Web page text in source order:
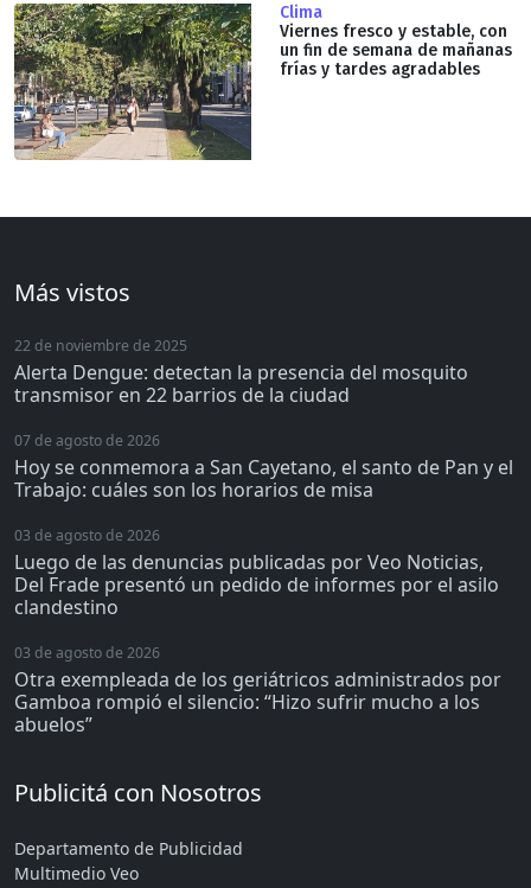
Clima
Viernes fresco y estable, con
un fin de semana de mañanas
frías y tardes agradables
Más vistos
22 de noviembre de 2025
Alerta Dengue: detectan la presencia del mosquito
transmisor en 22 barrios de la ciudad
07 de agosto de 2026
Hoy se conmemora a San Cayetano, el santo de Pan y el
Trabajo: cuáles son los horarios de misa
03 de agosto de 2026
Luego de las denuncias publicadas por Veo Noticias,
Del Frade presentó un pedido de informes por el asilo
clandestino
03 de agosto de 2026
Otra exempleada de los geriátricos administrados por
Gamboa rompió el silencio: “Hizo sufrir mucho a los
abuelos”
Publicitá con Nosotros
Departamento de Publicidad
Multimedio Veo